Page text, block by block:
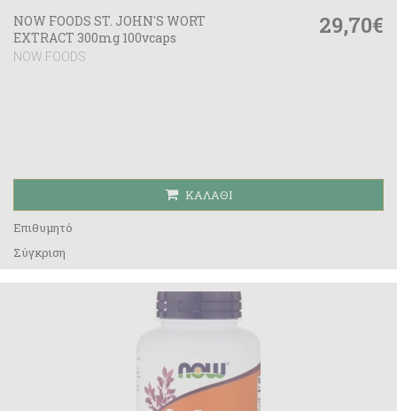
NOW FOODS ST. JOHN'S WORT
EXTRACT 300mg 100vcaps
NOW FOODS
29,70€
ΚΑΛΆΘΙ
Επιθυμητό
Σύγκριση